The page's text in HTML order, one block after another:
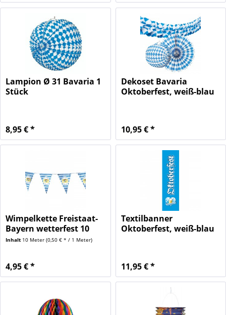
Lampion Ø 31 Bavaria 1
Stück
8,95 € *
Dekoset Bavaria
Oktoberfest, weiß-blau
10,95 € *
Wimpelkette Freistaat-
Bayern wetterfest 10
m,...
Inhalt 10 Meter(0,50 € * / 1 Meter)
4,95 € *
Textilbanner
Oktoberfest, weiß-blau
11,95 € *